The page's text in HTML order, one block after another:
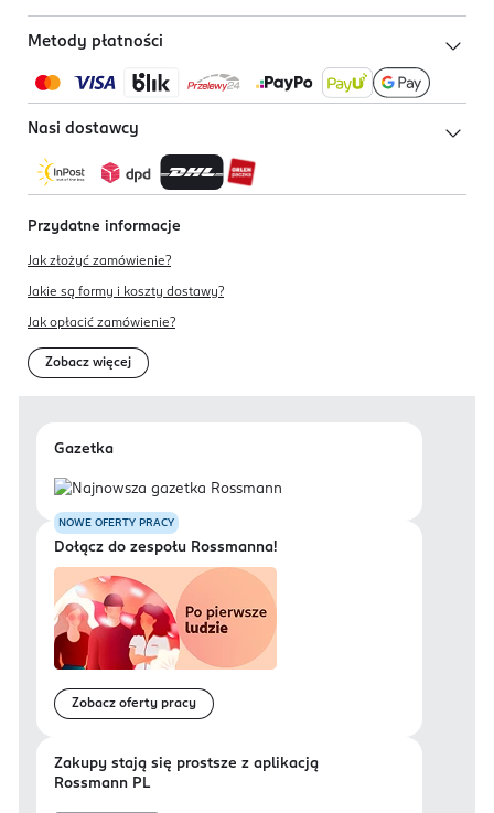
Metody płatności
Nasi dostawcy
Przydatne informacje
Jak złożyć zamówienie?
Jakie są formy i koszty dostawy?
Jak opłacić zamówienie?
Zobacz więcej
Gazetka
NOWE OFERTY PRACY
Dołącz do zespołu Rossmanna!
Zobacz oferty pracy
Zakupy stają się prostsze z aplikacją
Rossmann PL